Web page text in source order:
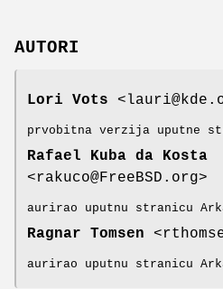
AUTORI
Lori Vots
prvobitna verzija uputne
Rafael Kuba da Kosta
<rakuco@FreeBSD.org>
aurirao uputnu stranicu
Ragnar Tomsen
aurirao uputnu stranicu